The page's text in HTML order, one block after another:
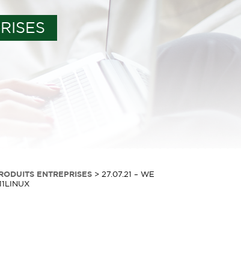
ENTREPRISES > 27.07.21 – WE